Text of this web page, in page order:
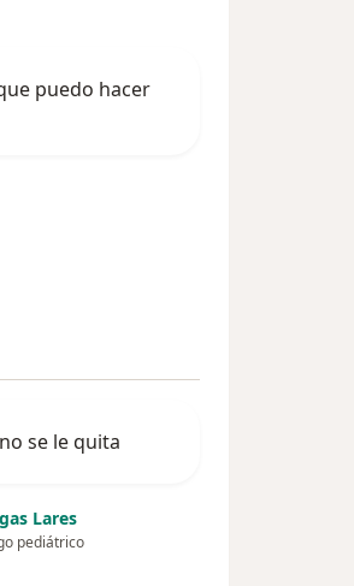
puedo hacer
se le quita
Lares
pediátrico